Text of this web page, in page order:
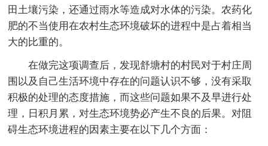
田土壤污染，还通过雨水等造成对水体的污染。农药化
肥的不当使用在农村生态环境破坏的进程中是占着相当
大的比重的。
在做完这项调查后，发现舒塘村的村民对于村庄周
围以及自己生活环境中存在的问题认识不够，没有采取
积极的处理的态度措施，而这些问题如果不及早进行处
理，日积月累，对生态环境势必产生不良的后果。对阻
碍生态环境进程的因素主要在以下几个方面：